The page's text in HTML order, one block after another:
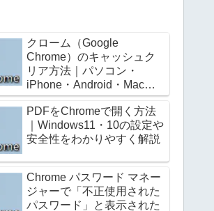
クローム（Google
Chrome）のキャッシュク
リア方法｜パソコン・
iPhone・Android・Mac別
にわかりやすく解説
PDFをChromeで開く方法
｜Windows11・10の設定や
安全性をわかりやすく解説
Chrome パスワード マネー
ジャーで「不正使用された
パスワード」と表示された